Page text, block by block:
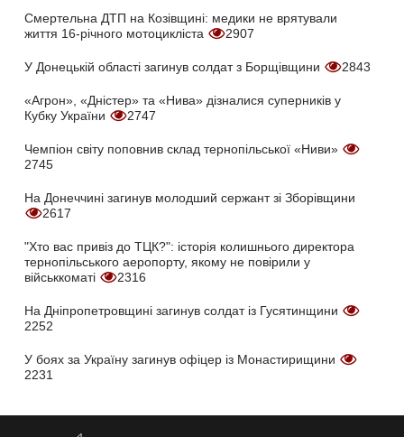
Смертельна ДТП на Козівщині: медики не врятували
життя 16-річного мотоцикліста
2907
У Донецькій області загинув солдат з Борщівщини 2843
«Агрон», «Дністер» та «Нива» дізналися суперників у
Кубку України
2747
Чемпіон світу поповнив склад тернопільської «Ниви»
2745
На Донеччині загинув молодший сержант зі Зборівщини
2617
"Хто вас привіз до ТЦК?": історія колишнього директора
тернопільського аеропорту, якому не повірили у
військкоматі
2316
На Дніпропетровщині загинув солдат із Гусятинщини
2252
У боях за Україну загинув офіцер із Монастирищини
2231